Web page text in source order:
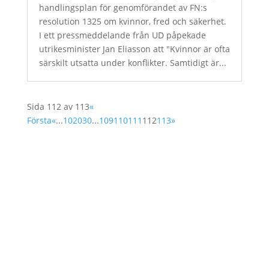
handlingsplan för genomförandet av FN:s
resolution 1325 om kvinnor, fred och säkerhet.
I ett pressmeddelande från UD påpekade
utrikesminister Jan Eliasson att "Kvinnor är ofta
särskilt utsatta under konflikter. Samtidigt är...
Sida 112 av 113«
Första«...102030...109110111 112113»